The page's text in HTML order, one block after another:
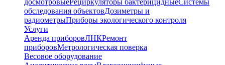
досмотровыеРециркуляторы бактерицидныеСистемы
обследования объектовДозиметры и
радиометрыПриборы экологического контроля
Услуги
Аренда приборовЛНКРемонт
приборовМетрологическая поверка
Весовое оборудование